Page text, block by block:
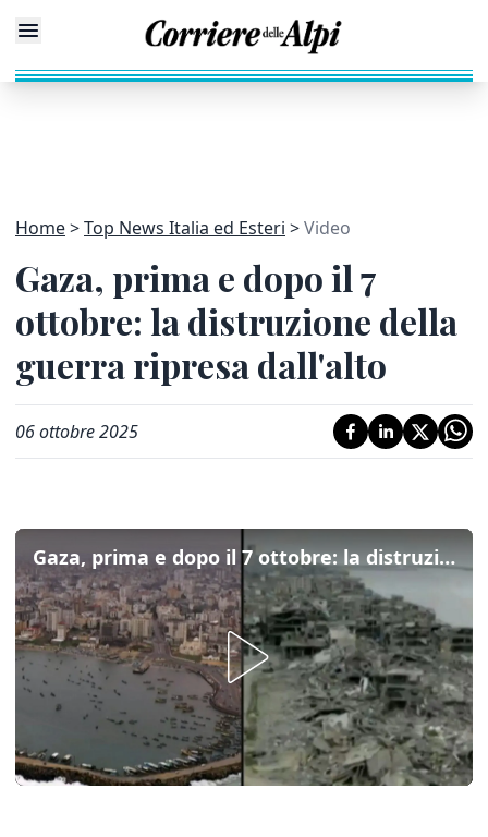
Home Top News Italia ed Esteri Video
Gaza, prima e dopo il 7
ottobre: la distruzione della
guerra ripresa dall'alto
06 ottobre 2025
Gaza, prima e dopo il 7 ottobre: la distruzione della guerra ripresa dall'alto